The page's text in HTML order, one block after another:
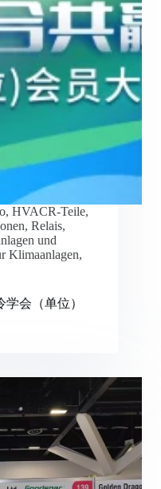
, HVACR-Teile,
, Relais,
und
Klimaanlagen,
会（单位）